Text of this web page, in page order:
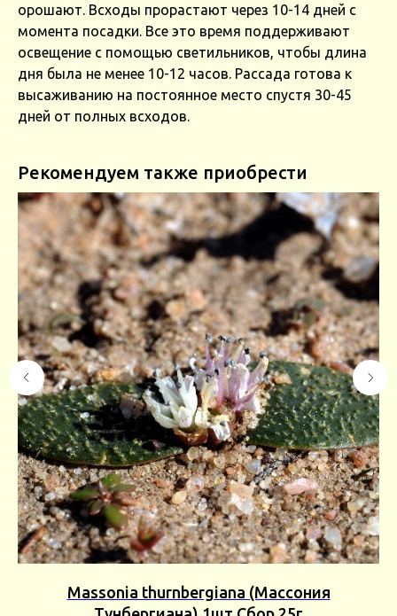
орошают. Всходы прорастают через 10-14 дней с
момента посадки. Все это время поддерживают
освещение с помощью светильников, чтобы длина
дня была не менее 10-12 часов. Рассада готова к
высаживанию на постоянное место спустя 30-45
дней от полных всходов.
Рекомендуем также приобрести
Massonia thurnbergiana (Массония